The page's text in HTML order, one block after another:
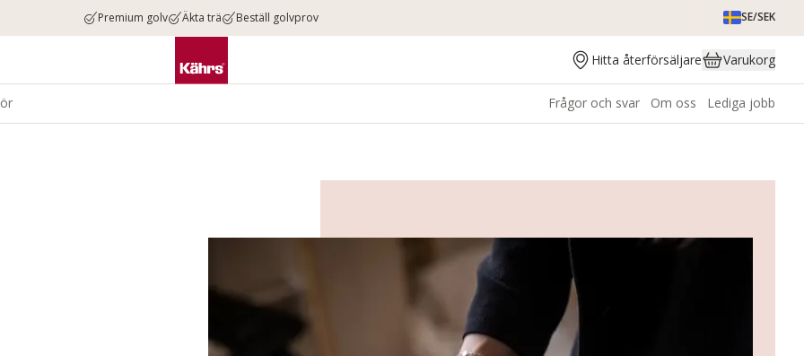
Premium golv Äkta trä Beställ golvprov SE/SEK
Hitta återförsäljare Varukorg
Frågor och svar Om oss Lediga jobb